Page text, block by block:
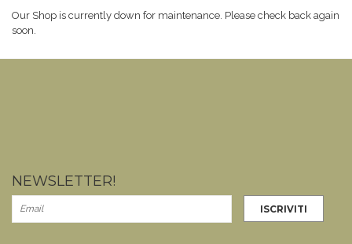
Our Shop is currently down for maintenance. Please check back again
soon.
NEWSLETTER!